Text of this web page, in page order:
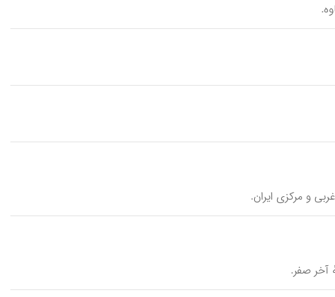
و مرکزی ایران.
آخر صفر.